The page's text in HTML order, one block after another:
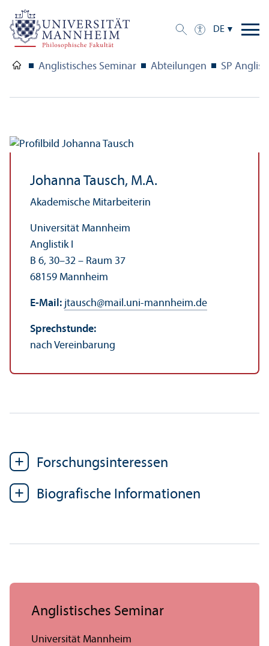
DE
Anglistisches Seminar Abteilungen SP
Johanna Tausch, M.A.
Akademische Mitarbeiterin
Universität Mannheim
Anglistik I
B 6, 30–32 – Raum 37
68159 Mannheim
E-Mail: jtausch@mail.uni-mannheim.de
Sprechstunde:
nach Vereinbarung
Forschungs­interessen
Biografische Informationen
Anglistisches Seminar
Universität Mannheim